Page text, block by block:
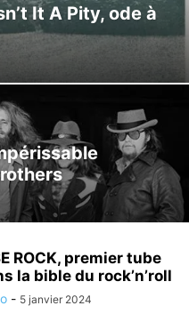
It A Pity, ode à
ROCK, premier tube
la bible du rock’n’roll
- 5 janvier 2024